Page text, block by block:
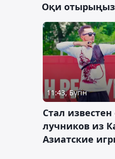
Оқи отырыңыз
11:43, Бүгін
Стал известен
лучников из
Азиатские